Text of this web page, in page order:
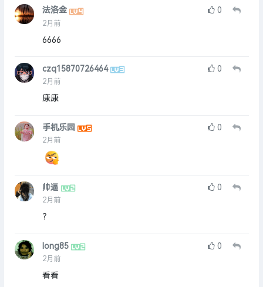
法洛金
2月前
0
6666
czq15870726464
2月前
0
康康
手机乐园
2月前
0
帅逼
2月前
0
？
long85
2月前
0
看看